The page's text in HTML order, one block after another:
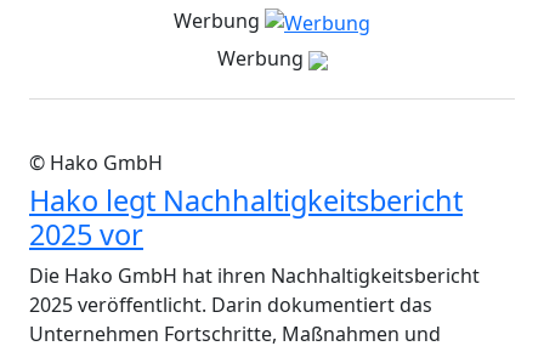
Werbung
Werbung
© Hako GmbH
Hako legt Nachhaltigkeitsbericht
2025 vor
Die Hako GmbH hat ihren Nachhaltigkeitsbericht
2025 veröffentlicht. Darin dokumentiert das
Unternehmen Fortschritte, Maßnahmen und